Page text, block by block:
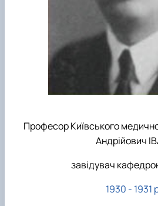
Професор Київського
Андрійович
завідувач
1930 - 1931